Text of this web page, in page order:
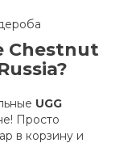
Chestnut
UGG
Просто
в корзину и